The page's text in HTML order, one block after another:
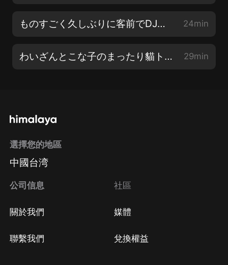
ものすごく久しぶりに客前でDJやります… 24min
わいざんとこな子のまったり貓トーーーーーク!!! 29min
選擇您的地區
中國台湾
公司信息
關於我們
聯繫我們
社區
媒體
兌換權益